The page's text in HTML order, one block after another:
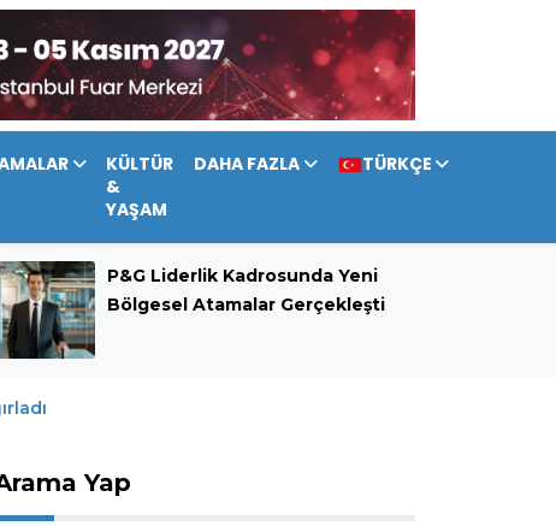
KÜLTÜR
&
YAŞAM
DAHA FAZLA TÜRKÇE
P&G Liderlik Kadrosunda Yeni
Bölgesel Atamalar Gerçekleşti
Yap